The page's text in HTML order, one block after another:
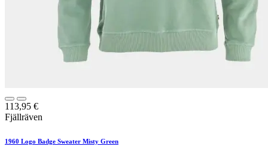
113,95 €
Fjällräven
1960 Logo Badge Sweater Misty Green